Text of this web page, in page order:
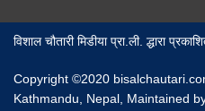
विशाल चौतारी मिडीया प्रा.ली. द्धारा
Copyright ©2020
Kathmandu, Nepal, Maintained